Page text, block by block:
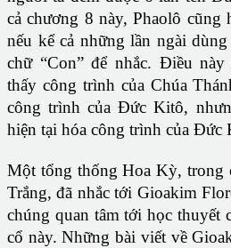
cả chương 8 này, Phaolô cũng
nếu kể cả những lần ngài
chữ “Con” để nhắc. Điều
thấy công trình của Chúa
công trình của Đức Kitô,
hiện tại hóa công trình của Đức
Một tổng thống Hoa Kỳ, trong
Trắng, đã nhắc tới Gioakim
chúng quan tâm tới học thuyết
cổ này. Những bài viết về